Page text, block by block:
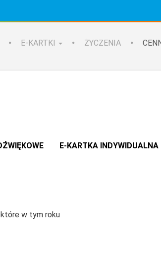
E-KARTKI ŻYCZENIA
E-KARTKA INDYWIDUALNA
w tym roku